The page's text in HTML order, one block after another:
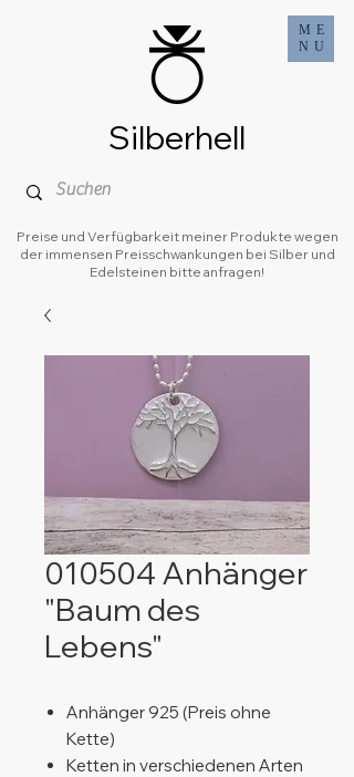
ME
NU
Preise und Verfügbarkeit meiner Produkte wegen
der immensen Preisschwankungen bei Silber und
Edelsteinen bitte anfragen!
Silberhell
010504 Anhänger
"Baum des
Lebens"
Anhänger 925 (Preis ohne
Kette)
Ketten in verschiedenen Arten